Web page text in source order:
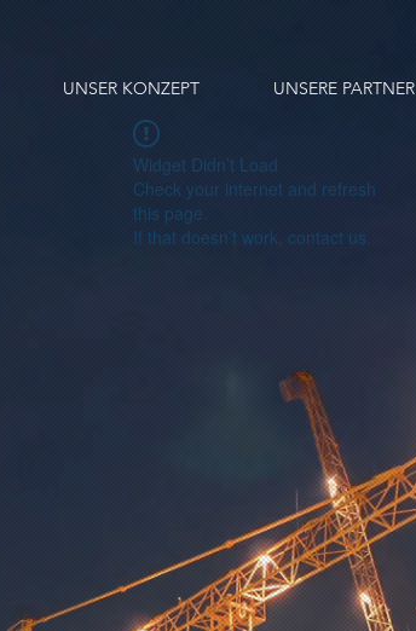
UNSER KONZEPT UNSERE PARTNER
Widget Didn’t Load
Check your internet and refresh
this page.
If that doesn’t work, contact us.